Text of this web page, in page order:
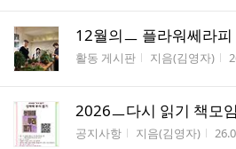
12월의ㅡ 플라워쎄라피
게시판명
활동 게시판 작성자
지음(김영자)
2026ㅡ다시 읽기 책모임
게시판명
공지사항 작성자
지음(김영자) 작